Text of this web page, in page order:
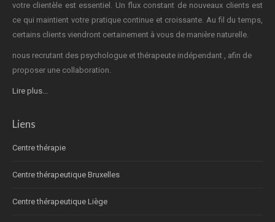
votre clientèle est essentiel. Un flux constant de nouveaux clients est
ce qui maintient votre pratique continue et croissante. Au fil du temps,
certains clients viendront certainement à vous de manière naturelle.
nous recrutant des psychologue et thérapeute indépendant , afin de
proposer une collaboration.
Lire plus...
Liens
Centre thérapie
Centre thérapeutique Bruxelles
Centre thérapeutique Liège